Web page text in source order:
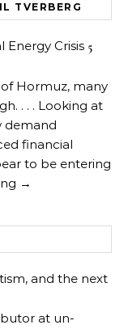
TVERBERG
Energy Crisis 5
Hormuz, many
. . . Looking at
demand
financial
to be entering
→
and the next
at un-